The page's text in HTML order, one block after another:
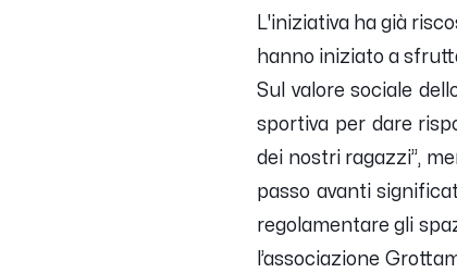
L'iniziativa ha già
hanno iniziato a
Sul valore sociale
sportiva per dare
dei nostri ragazzi”,
passo avanti
regolamentare gli
l’associazione